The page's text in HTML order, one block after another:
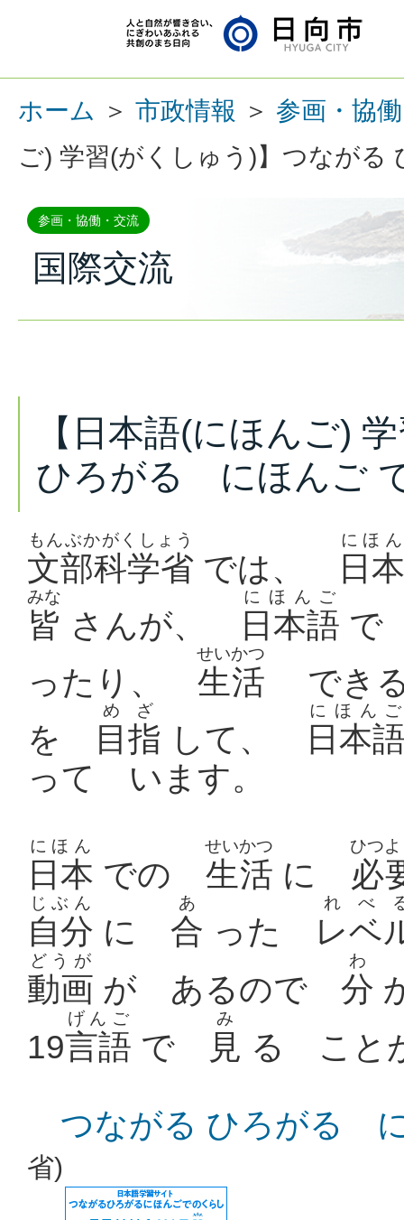
ホーム ＞ 市政情報 ＞ 参画・協
ご) 学習(がくしゅう)】つなが
参画・協働・交流
国際交流
【日本語(にほんご)
ひろがる にほんご
文部科学省
もんぶかがくしょう
では、 日本
にほん
皆
みな
さんが、 日本語
にほんご
ったり、 生活
せいかつ
でき
を
目指
めざ
して、 日本
にほんご
って います。
日本
にほん
での 生活
せいかつ
に 必
ひつ
自分
じぶん
に 合
あ
った レベ
れべ
動画
どうが
が あるので 分
わ
19言語
げんご
で 見
み
る こと
つながる ひろがる
省)